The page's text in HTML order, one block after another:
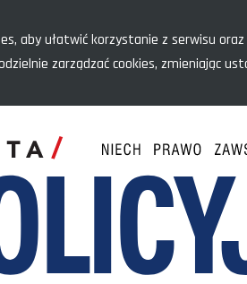
aby ułatwić korzystanie z serwisu
zarządzać cookies, zmieniając